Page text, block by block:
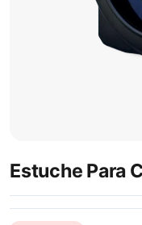
Estuche Para